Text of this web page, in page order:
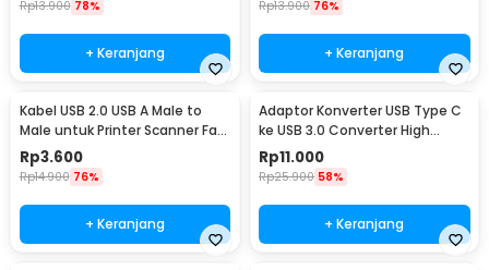
Rp13.900 78%
+ Keranjang
Rp13.900 76%
+ Keranjang
Kabel USB 2.0 USB A Male to
Male untuk Printer Scanner Fax
TPE 1M
Rp3.600
Rp14.900 76%
+ Keranjang
Adaptor Konverter USB Type C
ke USB 3.0 Converter High
Speed 5Gbps - AG975
Rp11.000
Rp25.900 58%
+ Keranjang